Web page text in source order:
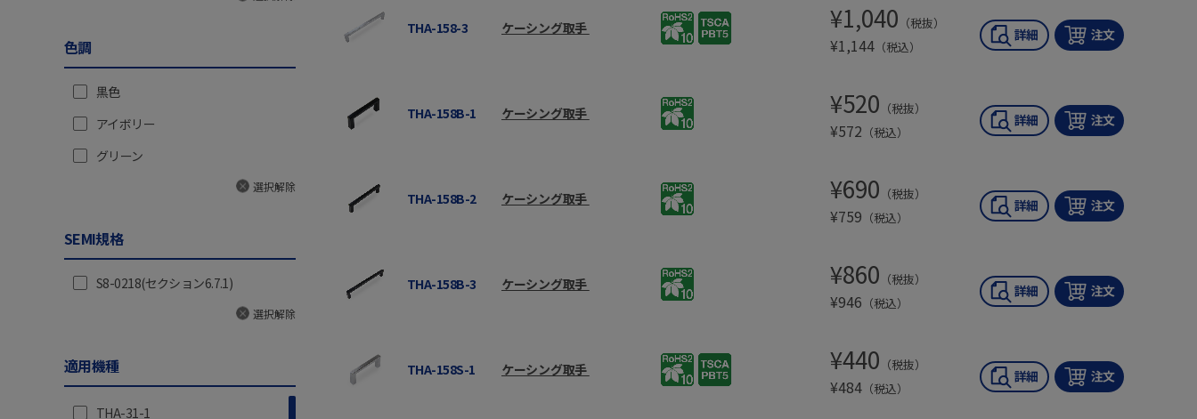
THA-158-3 ケーシング取手 ¥1,040 （税抜）
¥1,144 （税込）
THA-158B-1 ケーシング取手 ¥520 （税抜）
¥572 （税込）
THA-158B-2 ケーシング取手 ¥690 （税抜）
¥759 （税込）
THA-158B-3 ケーシング取手 ¥860 （税抜）
¥946 （税込）
THA-158S-1 ケーシング取手 ¥440 （税抜）
¥484 （税込）
340(34.7)
353(36)
415(42.3)
430(43.8)
540(55)
色調
黒色
アイボリー
グリーン
選択解除
SEMI規格
S8-0218(セクション6.7.1)
選択解除
適用機種
THA-31-1